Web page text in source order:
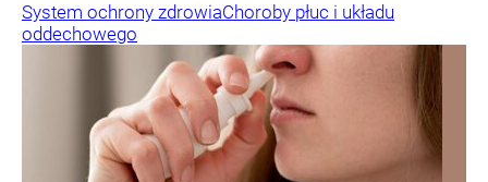
System ochrony zdrowiaChoroby płuc i układu
oddechowego